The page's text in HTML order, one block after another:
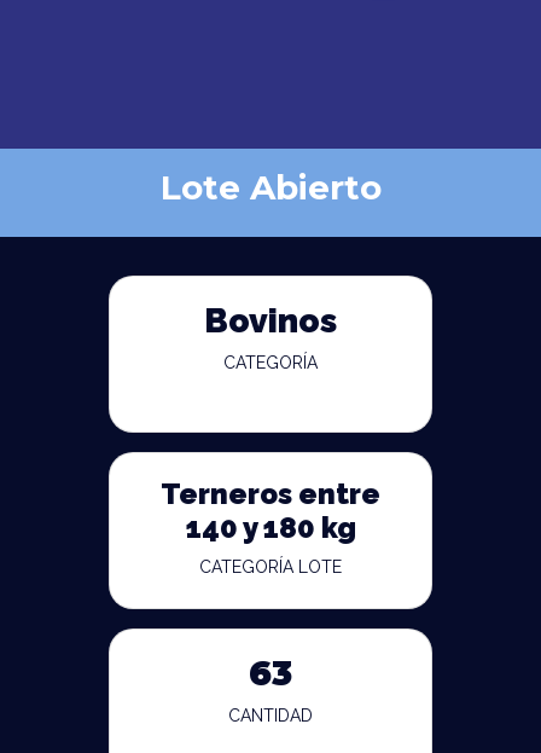
Lote Abierto
Bovinos
CATEGORÍA
Terneros entre
140 y 180 kg
CATEGORÍA LOTE
63
CANTIDAD